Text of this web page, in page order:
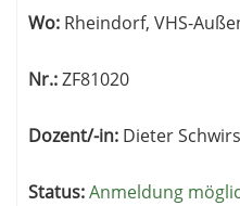
Wo: Rheindorf, VHS-
Nr.:ZF81020
Dozent/-in: Dieter
Status:Anmeldung